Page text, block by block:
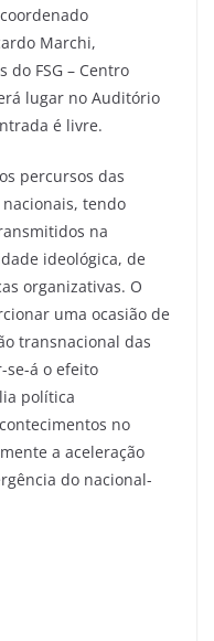
Marchi,
FSG – Centro
lugar no Auditório
é livre.
percursos das
tendo
na
ideológica, de
organizativas. O
uma ocasião de
transnacional das
se-á o efeito
política
no
a aceleração
do nacional-